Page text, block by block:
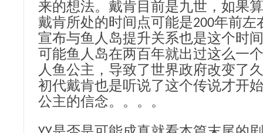
来的想法。戴肯目前是九世，如果
戴肯所处的时间点可能是200年前左
宣布与鱼人岛提升关系也是这个时
可能鱼人岛在两百年就出过这么一
人鱼公主，导致了世界政府改变了
初代戴肯也是听说了这个传说才开
公主的信念。。。。